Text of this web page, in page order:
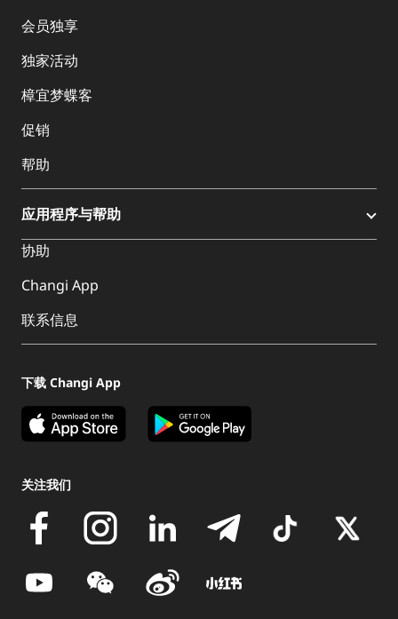
会员独享
独家活动
樟宜梦蝶客
促销
帮助
应用程序与帮助
协助
Changi App
联系信息
下载 Changi App
关注我们